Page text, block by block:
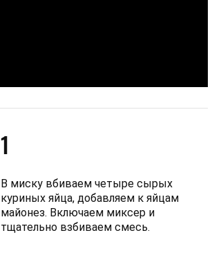
1
В миску вбиваем четыре сырых
куриных яйца, добавляем к яйцам
майонез. Включаем миксер и
тщательно взбиваем смесь.